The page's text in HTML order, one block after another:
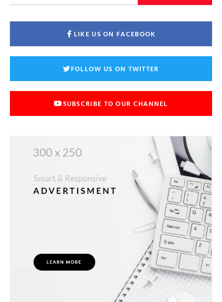
LIKE US ON FACEBOOK
FOLLOW US ON TWITTER
SUBSCRIBE TO OUR CHANNEL